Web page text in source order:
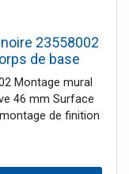
23558002
de base
Montage mural
46 mm Surface
de finition
:
en métal Rosaces